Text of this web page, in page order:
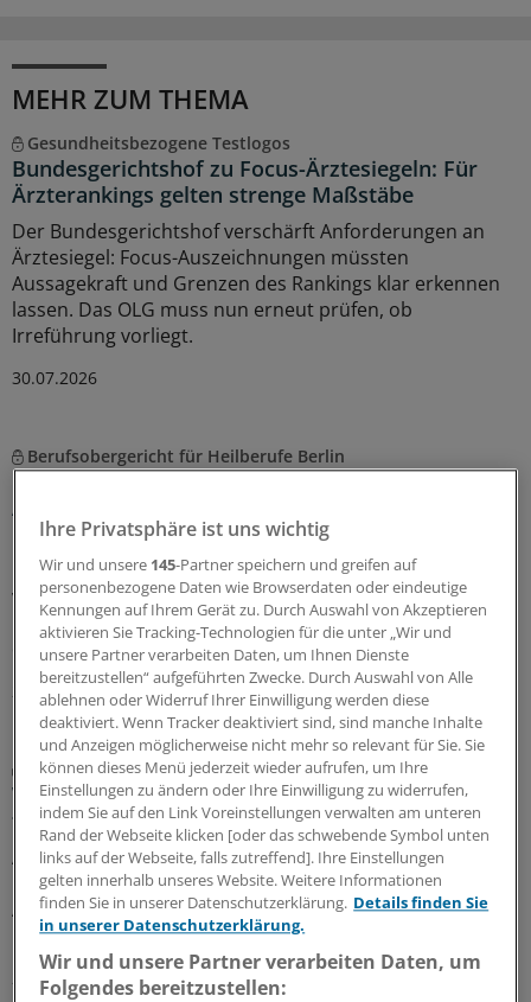
MEHR ZUM THEMA
Gesundheitsbezogene Testlogos
Bundesgerichtshof zu Focus-Ärztesiegeln: Für
Ärzterankings gelten strenge Maßstäbe
Der Bundesgerichtshof verschärft Anforderungen an
Ärztesiegel: Focus-Auszeichnungen müssten
Aussagekraft und Grenzen des Rankings klar erkennen
lassen. Das OLG muss nun erneut prüfen, ob
Irreführung vorliegt.
30.07.2026
Berufsobergericht für Heilberufe Berlin
Urteil: Kein Maulkorb für Ärzte wegen
Äußerungen zu COVID-Pandemie
Das Berufsobergericht für Heilberufe Berlin kippt den
Rügebescheid einer Ärztekammer, die einem Arzt
vorwirft, er habe die Gefährlichkeit der Corona-
Pandemie unrichtig und verharmlosend dargestellt und
damit seine Berufspflichten verletzt.
27.07.2026
Aufgabenteilung
Wie Delegation in der Rheumatologie
funktionieren kann
Ärztliche Aufgaben zu delegieren, ist in den meisten
rheumatologischen Praxen längst Standard. Wie
Ärztinnen und Ärzte Delegation implementieren können
und was es dafür braucht, zeigt ein Leitfaden.
27.07.2026
Ihre Privatsphäre ist uns wichtig
Wir und unsere 145-Partner speichern und greifen auf
personenbezogene Daten wie Browserdaten oder eindeutige
Kennungen auf Ihrem Gerät zu. Durch Auswahl von Akzeptieren
aktivieren Sie Tracking-Technologien für die unter „Wir und
unsere Partner verarbeiten Daten, um Ihnen Dienste
bereitzustellen“ aufgeführten Zwecke. Durch Auswahl von Alle
ablehnen oder Widerruf Ihrer Einwilligung werden diese
deaktiviert. Wenn Tracker deaktiviert sind, sind manche Inhalte
und Anzeigen möglicherweise nicht mehr so relevant für Sie. Sie
können dieses Menü jederzeit wieder aufrufen, um Ihre
Einstellungen zu ändern oder Ihre Einwilligung zu widerrufen,
indem Sie auf den Link Voreinstellungen verwalten am unteren
Rand der Webseite klicken [oder das schwebende Symbol unten
links auf der Webseite, falls zutreffend]. Ihre Einstellungen
gelten innerhalb unseres Website. Weitere Informationen
finden Sie in unserer Datenschutzerklärung. Details finden Sie
in unserer Datenschutzerklärung.
Wir und unsere Partner verarbeiten Daten, um
Folgendes bereitzustellen: